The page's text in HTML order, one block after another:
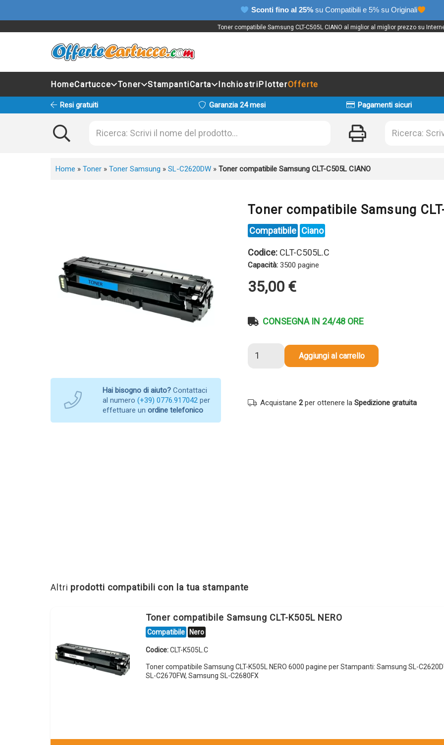
Sconti fino al 25% su Compatibili e 5% su Originali
Toner compatibile Samsung CLT-C505L CIANO al miglior al miglior prezzo su
HomeCartucce Toner StampantiCarta InchiostriPlotterOfferte
Resi gratuiti Garanzia 24 mesi Pagamenti sicuri
Home » Toner » Toner Samsung » SL-C2620DW » Toner compatibile Samsung CLT-C505L CIANO
Hai bisogno di aiuto? Contattaci
al numero (+39) 0776.917042 per
effettuare un ordine telefonico
Toner compatibile Samsung
Compatibile Ciano
Codice: CLT-C505L.C
Capacità: 3500 pagine
35,00 €
CONSEGNA IN 24/48 ORE
compatibile
CIANO
Aggiungi al carrello
Acquistane 2per ottenere la Spedizione gratuita
Altri prodotti compatibili con la tua stampante
Toner compatibile Samsung CLT-K505L NERO
Compatibile Nero
Codice:CLT-K505L.C
Toner compatibile Samsung CLT-K505L NERO 6000 pagine per Stampanti: Samsung SL-
SL-C2670FW, Samsung SL-C2680FX